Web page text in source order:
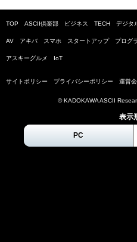
TOP ASCII倶楽部 ビジネス TECH デジタ
AV アキバ スマホ スタートアップ プログ
アスキーグルメ IoT
サイトポリシー プライバシーポリシー 運営
© KADOKAWA ASCII
表示
PC